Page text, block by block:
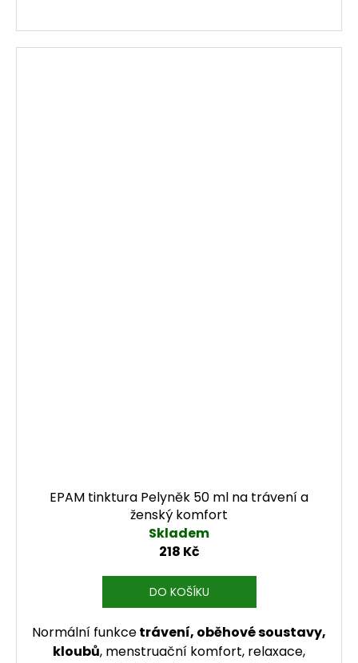
EPAM tinktura Pelyněk 50 ml na trávení a
ženský komfort
Skladem
218 Kč
DO KOŠÍKU
Normální funkcetrávení, oběhové soustavy,
kloubů, menstruační komfort, relaxace,